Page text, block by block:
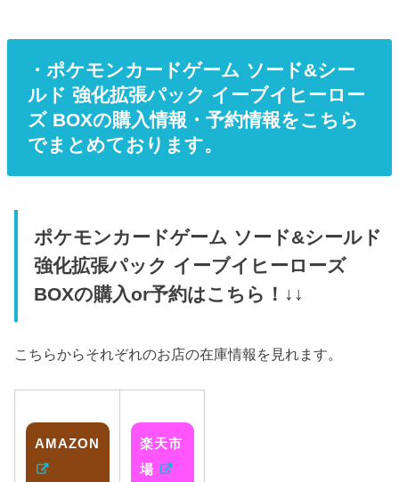
・ポケモンカードゲーム ソード&シー
ルド 強化拡張パック イーブイヒーロー
ズ BOXの購入情報・予約情報をこちら
でまとめております。
ポケモンカードゲーム ソード&シールド
強化拡張パック イーブイヒーローズ
BOXの購入or予約はこちら！↓↓
こちらからそれぞれのお店の在庫情報を見れます。
AMAZON
楽天市
場